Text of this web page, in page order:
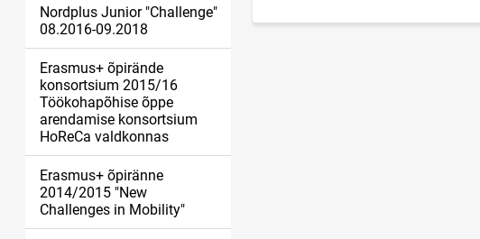
Nordplus Junior "Challenge"
08.2016-09.2018
Erasmus+ õpirände
konsortsium 2015/16
Töökohapõhise õppe
arendamise konsortsium
HoReCa valdkonnas
Erasmus+ õpiränne
2014/2015 "New
Challenges in Mobility"